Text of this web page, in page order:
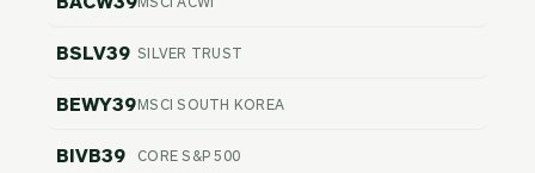
BSLV39 SILVER TRUST
BEWY39MSCI SOUTH KOREA
BIVB39 CORE S&P 500